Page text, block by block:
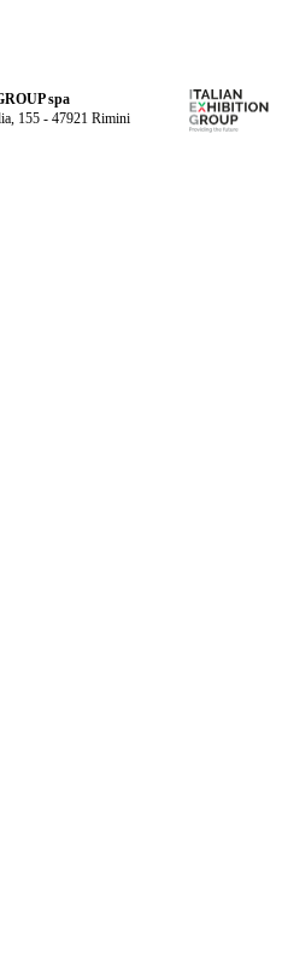
spa
155 - 47921 Rimini